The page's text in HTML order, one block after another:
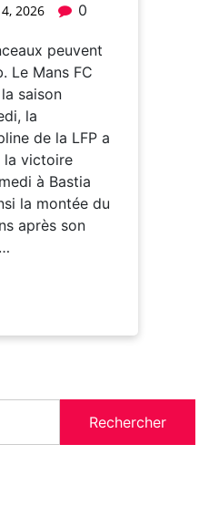
2026 0
peuvent
Le Mans FC
saison
la
de la LFP a
la victoire
à Bastia
la montée du
après son